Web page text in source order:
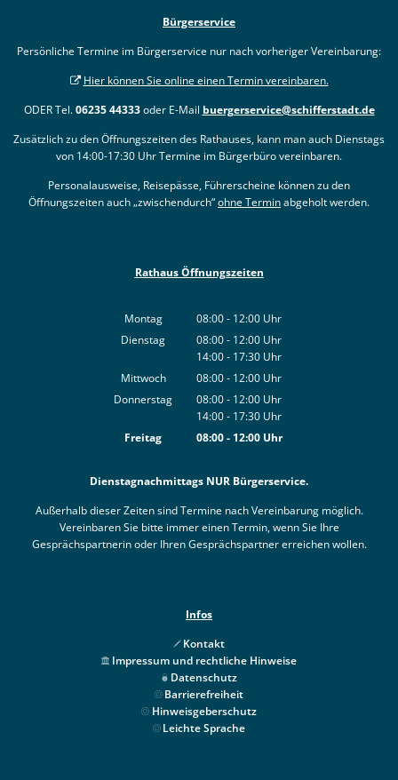
Bürgerservice
Persönliche Termine im Bürgerservice nur nach vorheriger Vereinbarung:
Hier können Sie online einen Termin vereinbaren.
ODER Tel.06235 44333oder E-Mail buergerservice@schifferstadt.de
Zusätzlich zu den Öffnungszeiten des Rathauses, kann man auch Dienstags
von 14:00-17:30 Uhr Termine im Bürgerbüro vereinbaren.
Personalausweise, Reisepässe, Führerscheine können zu den
Öffnungszeiten auch „zwischendurch“ohne Terminabgeholt werden.
Rathaus Öffnungszeiten
Montag 08:00- 12:00 Uhr
Von 08:00 bis 12:00 Uhr
Dienstag 08:00- 12:00 Uhr
Von 08:00 bis 12:00 Uhr
14:00- 17:30 Uhr
Von 14:00 bis 17:30 Uhr
Mittwoch 08:00- 12:00 Uhr
Von 08:00 bis 12:00 Uhr
Donnerstag 08:00- 12:00 Uhr
Von 08:00 bis 12:00 Uhr
14:00- 17:30 Uhr
Von 14:00 bis 17:30 Uhr
Freitag 08:00- 12:00Uhr
Dienstagnachmittags NUR Bürgerservice.
Außerhalb dieser Zeiten sind Termine nach Vereinbarung möglich.
Vereinbaren Sie bitte immer einen Termin, wenn Sie Ihre
Gesprächspartnerin oder Ihren Gesprächspartner erreichen wollen.
Infos
Kontakt
Impressum und rechtliche Hinweise
Datenschutz
Barrierefreiheit
Hinweisgeberschutz
Leichte Sprache